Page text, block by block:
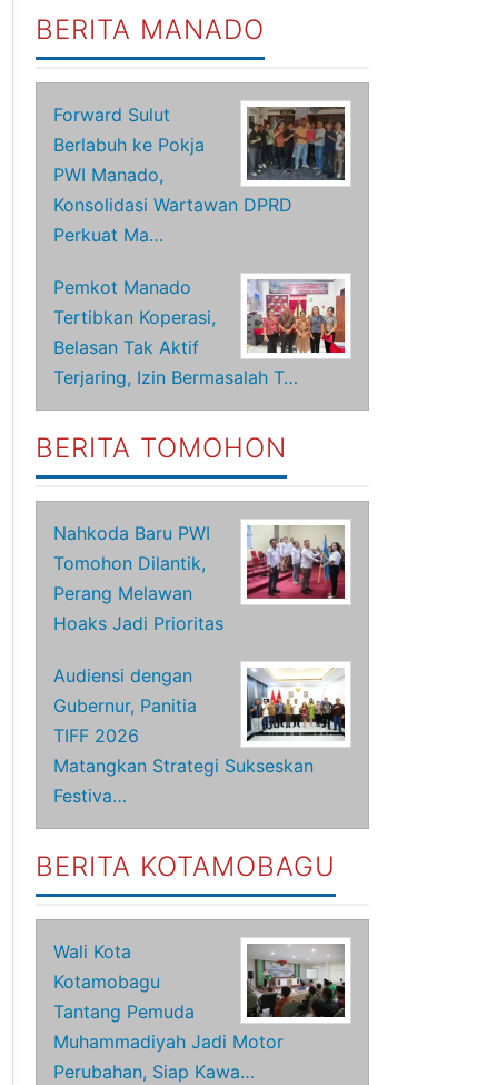
BERITA MANADO
Forward Sulut
Berlabuh ke Pokja
PWI Manado,
Konsolidasi Wartawan DPRD
Perkuat Ma…
Pemkot Manado
Tertibkan Koperasi,
Belasan Tak Aktif
Terjaring, Izin Bermasalah T…
BERITA TOMOHON
Nahkoda Baru PWI
Tomohon Dilantik,
Perang Melawan
Hoaks Jadi Prioritas
Audiensi dengan
Gubernur, Panitia
TIFF 2026
Matangkan Strategi Sukseskan
Festiva…
BERITA KOTAMOBAGU
Wali Kota
Kotamobagu
Tantang Pemuda
Muhammadiyah Jadi Motor
Perubahan, Siap Kawa…